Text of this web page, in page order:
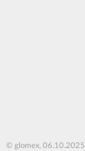
© glomex, 06.10.2025